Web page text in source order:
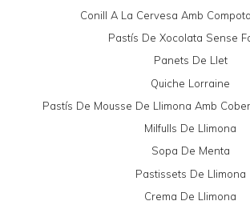
Conill A La Cervesa Amb
Pastís De Xocolata Sense
Panets De Llet
Quiche Lorraine
Pastís De Mousse De Llimona Amb
Milfulls De Llimona
Sopa De Menta
Pastissets De Llimona
Crema De Llimona